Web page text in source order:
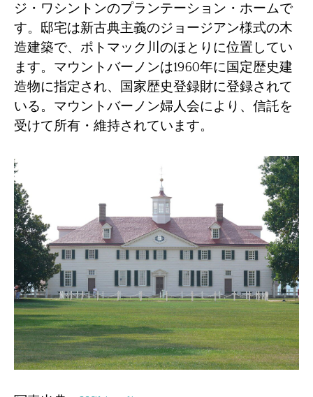
ジ・ワシントンのプランテーション・ホームで
す。邸宅は新古典主義のジョージアン様式の木
造建築で、ポトマック川のほとりに位置してい
ます。マウントバーノンは1960年に国定歴史建
造物に指定され、国家歴史登録財に登録されて
いる。マウントバーノン婦人会により、信託を
受けて所有・維持されています。